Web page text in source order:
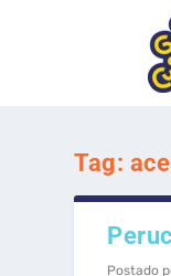
Tag:
Postado